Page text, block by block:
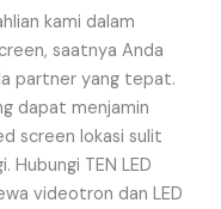
kami dalam
saatnya Anda
partner yang tepat.
dapat menjamin
screen lokasi sulit
TEN LED
videotron dan LED